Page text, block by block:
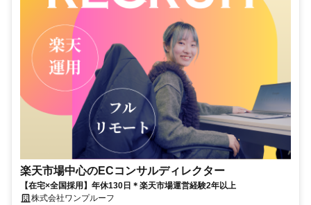
楽天市場中心のECコンサルディレクター
【在宅×全国採用】年休130日＊楽天市場運営経験2年以上
株式会社ワンプルーフ